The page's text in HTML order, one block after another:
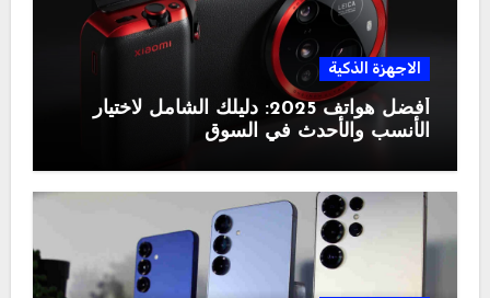
الاجهزة الذكية
أفضل هواتف 2025: دليلك الشامل لاختيار
الأنسب والأحدث في السوق